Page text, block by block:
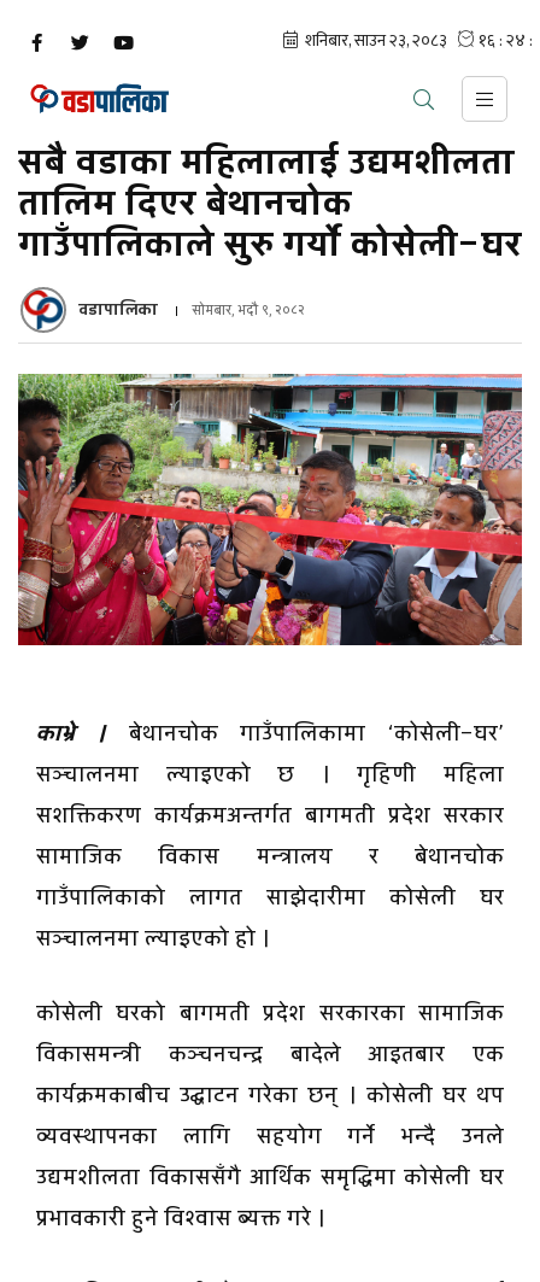
सबै वडाका महिलालाई उद्यमशीलता
तालिम दिएर बेथानचोक
गाउँपालिकाले सुरु गर्यो कोसेली–घर
वडापालिका सोमबार, भदौ ९, २०८२
काभ्रे । बेथानचोक गाउँपालिकामा ‘कोसेली–घर’
सञ्चालनमा ल्याइएको छ । गृहिणी महिला
सशक्तिकरण कार्यक्रमअन्तर्गत बागमती प्रदेश सरकार
सामाजिक विकास मन्त्रालय र बेथानचोक
गाउँपालिकाको लागत साझेदारीमा कोसेली घर
सञ्चालनमा ल्याइएको हो ।
कोसेली घरको बागमती प्रदेश सरकारका सामाजिक
विकासमन्त्री कञ्चनचन्द्र बादेले आइतबार एक
कार्यक्रमकाबीच उद्घाटन गरेका छन् । कोसेली घर थप
व्यवस्थापनका लागि सहयोग गर्ने भन्दै उनले
उद्यमशीलता विकाससँगै आर्थिक समृद्धिमा कोसेली घर
प्रभावकारी हुने विश्वास ब्यक्त गरे ।